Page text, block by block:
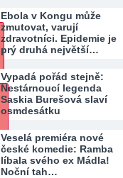
Ebola v Kongu může
zmutovat, varují
zdravotníci. Epidemie je
prý druhá největší…
Vypadá pořád stejně:
Nestárnoucí legenda
Saskia Burešová slaví
osmdesátku
Veselá premiéra nové
české komedie: Ramba
líbala svého ex Mádla!
Noční tah…